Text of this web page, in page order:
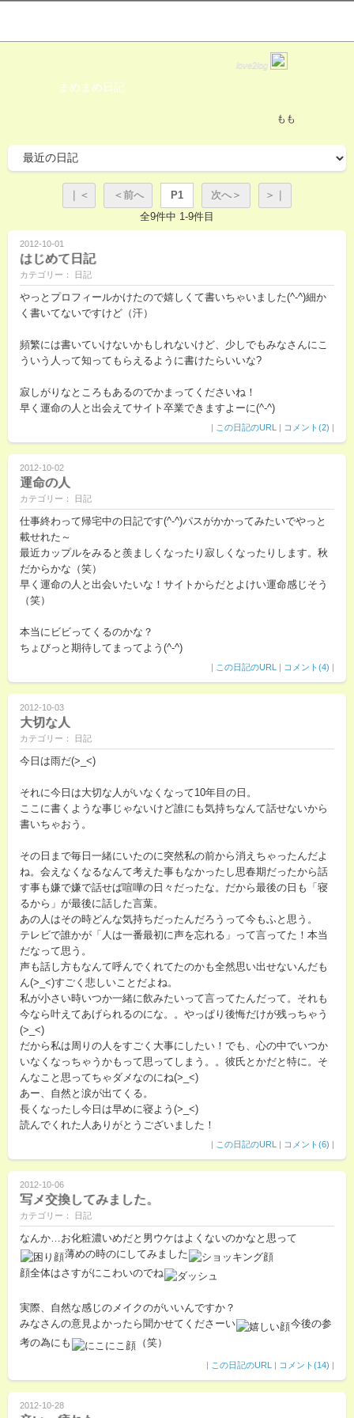
love2log
まめまめ日記
もも
｜＜ ＜前へ P1 次へ＞
＞｜
全9件中 1-9件目
2012-10-01
はじめて日記
カテゴリー： 日記
やっとプロフィールかけたので嬉しくて書いちゃいました(^-^)細か
く書いてないですけど（汗）
頻繁には書いていけないかもしれないけど、少しでもみなさんにこ
ういう人って知ってもらえるように書けたらいいな?
寂しがりなところもあるのでかまってくださいね！
早く運命の人と出会えてサイト卒業できますよーに(^-^)
| この日記のURL | コメント(2) |
2012-10-02
運命の人
カテゴリー： 日記
仕事終わって帰宅中の日記です(^-^)パスがかかってみたいでやっと
載せれた～
最近カップルをみると羨ましくなったり寂しくなったりします。秋
だからかな（笑）
早く運命の人と出会いたいな！サイトからだとよけい運命感じそう
（笑）
本当にビビってくるのかな？
ちょびっと期待してまってよう(^-^)
| この日記のURL | コメント(4) |
2012-10-03
大切な人
カテゴリー： 日記
今日は雨だ(>_<)
それに今日は大切な人がいなくなって10年目の日。
ここに書くような事じゃないけど誰にも気持ちなんて話せないから
書いちゃおう。
その日まで毎日一緒にいたのに突然私の前から消えちゃったんだよ
ね。会えなくなるなんて考えた事もなかったし思春期だったから話
す事も嫌で嫌で話せば喧嘩の日々だったな。だから最後の日も「寝
るから」が最後に話した言葉。
あの人はその時どんな気持ちだったんだろうって今もふと思う。
テレビで誰かが「人は一番最初に声を忘れる」って言ってた！本当
だなって思う。
声も話し方もなんて呼んでくれてたのかも全然思い出せないんだも
ん(>_<)すごく悲しいことだよね。
私が小さい時いつか一緒に飲みたいって言ってたんだって。それも
今なら叶えてあげられるのにな。。やっぱり後悔だけが残っちゃう
(>_<)
だから私は周りの人をすごく大事にしたい！でも、心の中でいつか
いなくなっちゃうかもって思ってしまう。。彼氏とかだと特に。そ
んなこと思ってちゃダメなのにね(>_<)
あー、自然と涙が出てくる。
長くなったし今日は早めに寝よう(>_<)
読んでくれた人ありがとうございました！
| この日記のURL | コメント(6) |
2012-10-06
写メ交換してみました。
カテゴリー： 日記
なんか…お化粧濃いめだと男ウケはよくないのかなと思って
薄めの時のにしてみました
顔全体はさすがにこわいのでね
実際、自然な感じのメイクのがいいんですか？
みなさんの意見よかったら聞かせてくださーい
今後の参
考の為にも
（笑）
| この日記のURL | コメント(14) |
2012-10-28